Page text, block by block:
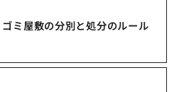
ミ屋敷の分別と処分のルール